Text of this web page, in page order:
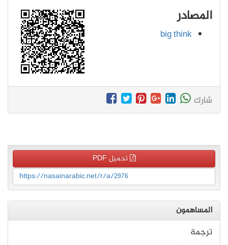
المصادر
big think
شارك
تحميل PDF
https://nasainarabic.net/r/a/2976
المساهمون
ترجمة